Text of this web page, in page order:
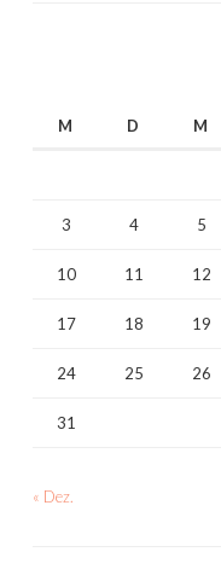
M D M
3 4 5
10 11 12
17 18 19
24 25 26
31
« Dez.